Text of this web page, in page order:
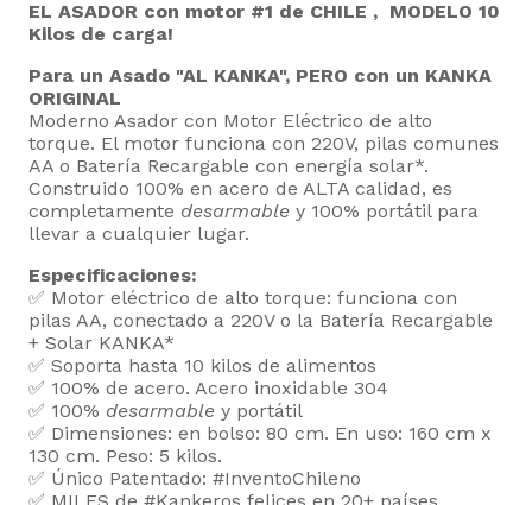
EL ASADOR con motor #1 de CHILE , MODELO 10
Kilos de carga!
Para un Asado "AL KANKA", PERO con un KANKA
ORIGINAL
Moderno Asador con Motor Eléctrico de alto
torque. El motor funciona con 220V, pilas comunes
AA o Batería Recargable con energía solar*.
Construido 100% en acero de ALTA calidad, es
completamente desarmable y 100% portátil para
llevar a cualquier lugar.
Especificaciones:
✅ Motor eléctrico de alto torque: funciona con
pilas AA, conectado a 220V o la Batería Recargable
+ Solar KANKA*
✅ Soporta hasta 10 kilos de alimentos
✅ 100% de acero. Acero inoxidable 304
✅ 100% desarmable y portátil
✅ Dimensiones: en bolso: 80 cm. En uso: 160 cm x
130 cm. Peso: 5 kilos.
✅ Único Patentado: #InventoChileno